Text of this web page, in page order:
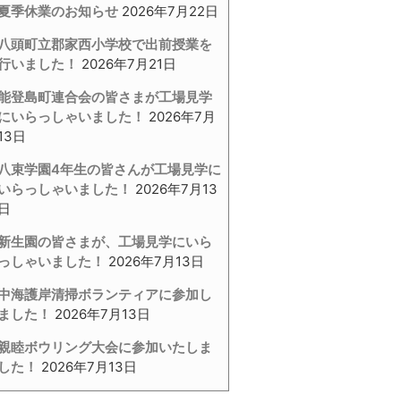
季休業のお知らせ 2026年7月22日
頭町立郡家西小学校で出前授業を
いました！ 2026年7月21日
登島町連合会の皆さまが工場見学
いらっしゃいました！ 2026年7月
日
束学園4年生の皆さんが工場見学に
らっしゃいました！ 2026年7月13
生園の皆さまが、工場見学にいら
しゃいました！ 2026年7月13日
海護岸清掃ボランティアに参加し
した！ 2026年7月13日
睦ボウリング大会に参加いたしま
た！ 2026年7月13日